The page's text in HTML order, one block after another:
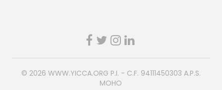
© 2026 WWW.YICCA.ORG P.I. - C.F. 94111450303 A.P.S.
MOHO